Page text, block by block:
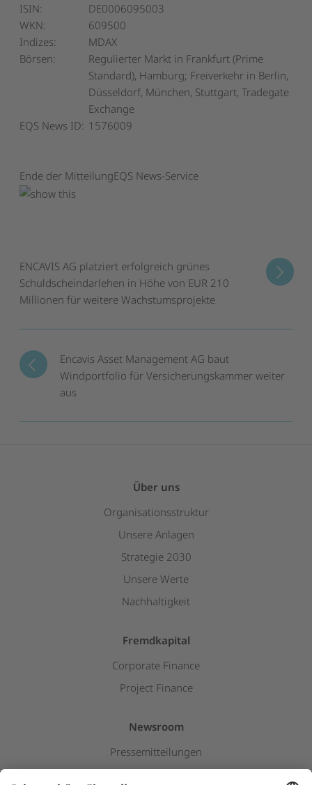
ISIN:
DE0006095003
WKN:
609500
Indizes:
MDAX
Börsen:
Regulierter Markt in Frankfurt (Prime
Standard), Hamburg; Freiverkehr in Berlin,
Düsseldorf, München, Stuttgart, Tradegate
Exchange
EQS News ID: 1576009
Ende der MitteilungEQS News-Service
Encavis Asset Management AG baut
Windportfolio für Versicherungskammer weiter
aus
ENCAVIS AG platziert erfolgreich grünes
Schuldscheindarlehen in Höhe von EUR 210
Millionen für weitere Wachstumsprojekte
Über uns
Organisationsstruktur
Unsere Anlagen
Strategie 2030
Unsere Werte
Nachhaltigkeit
Fremdkapital
Corporate Finance
Project Finance
Newsroom
Pressemitteilungen